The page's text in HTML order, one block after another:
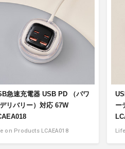
急速充電器 USB PD （パワ
リバリー）対応 67W
on Products LCAEA018
ー